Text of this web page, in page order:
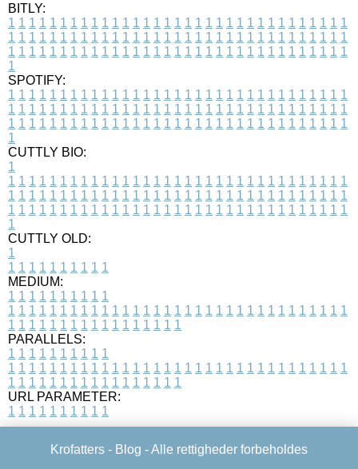
BITLY:
1 1 1 1 1 1 1 1 1 1 1 1 1 1 1 1 1 1 1 1 1 1 1 1 1 1 1 1 1 1 1 1 1
1 1 1 1 1 1 1 1 1 1 1 1 1 1 1 1 1 1 1 1 1 1 1 1 1 1 1 1 1 1 1 1 1
1 1 1 1 1 1 1 1 1 1 1 1 1 1 1 1 1 1 1 1 1 1 1 1 1 1 1 1 1 1 1 1 1
1
SPOTIFY:
1 1 1 1 1 1 1 1 1 1 1 1 1 1 1 1 1 1 1 1 1 1 1 1 1 1 1 1 1 1 1 1 1
1 1 1 1 1 1 1 1 1 1 1 1 1 1 1 1 1 1 1 1 1 1 1 1 1 1 1 1 1 1 1 1 1
1 1 1 1 1 1 1 1 1 1 1 1 1 1 1 1 1 1 1 1 1 1 1 1 1 1 1 1 1 1 1 1 1
1
CUTTLY BIO:
1
1 1 1 1 1 1 1 1 1 1 1 1 1 1 1 1 1 1 1 1 1 1 1 1 1 1 1 1 1 1 1 1 1
1 1 1 1 1 1 1 1 1 1 1 1 1 1 1 1 1 1 1 1 1 1 1 1 1 1 1 1 1 1 1 1 1
1 1 1 1 1 1 1 1 1 1 1 1 1 1 1 1 1 1 1 1 1 1 1 1 1 1 1 1 1 1 1 1 1
1
CUTTLY OLD:
1
1 1 1 1 1 1 1 1 1 1
MEDIUM:
1 1 1 1 1 1 1 1 1 1
1 1 1 1 1 1 1 1 1 1 1 1 1 1 1 1 1 1 1 1 1 1 1 1 1 1 1 1 1 1 1 1 1
1 1 1 1 1 1 1 1 1 1 1 1 1 1 1 1 1
PARALLELS:
1 1 1 1 1 1 1 1 1 1
1 1 1 1 1 1 1 1 1 1 1 1 1 1 1 1 1 1 1 1 1 1 1 1 1 1 1 1 1 1 1 1 1
1 1 1 1 1 1 1 1 1 1 1 1 1 1 1 1 1
URL PARAMETER:
1 1 1 1 1 1 1 1 1 1
Krofatters - Blog - Alle rettigheder forbeholdes